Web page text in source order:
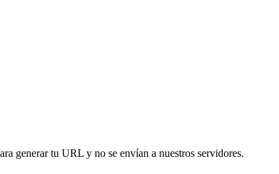
generar tu URL y no se envían a nuestros servidores.